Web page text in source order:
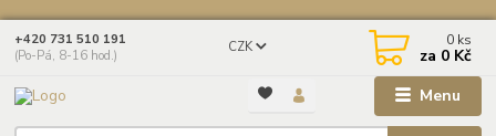
Menu
CZK
+420 731 510 191
(Po-Pá, 8-16 hod.)
0 ks
za 0 Kč